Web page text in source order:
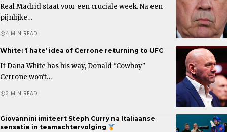
Real Madrid staat voor een cruciale week. Na een
pijnlijke…
4 MIN READ
White: ‘I hate’ idea of Cerrone returning to UFC
If Dana White has his way, Donald "Cowboy"
Cerrone won't…
3 MIN READ
Giovannini imiteert Steph Curry na Italiaanse
sensatie in teamachtervolging